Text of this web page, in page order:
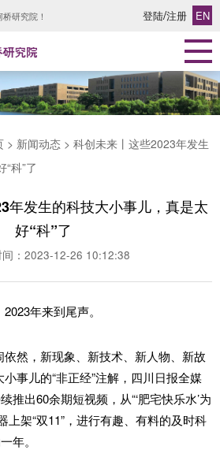
研究院！ EN
登陆/注册
首页
研究院概况
研究院简介
发展历程
学院风采
科研力量
科研团队
科研领域
新闻动态
院内动态
科技资讯
科技政策
> 新闻动态 > 科创未来丨这些2023年发生
科”了
年发生的科技大小事儿，真是太
好“科”了
：2023-12-26 10:12:38
年来到尾声。
然，新现象、新技术、新人物、新故
事儿的“非正经”注解，四川日报全媒
推出60余期短视频，从“‘肥宅快乐水’为
上架“双11”，进行有趣、有料的及时科
年。